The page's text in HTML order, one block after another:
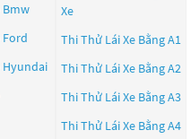
Bmw
Ford
Hyundai
Xe
Thi Thử Lái Xe Bằng A1
Thi Thử Lái Xe Bằng A2
Thi Thử Lái Xe Bằng A3
Thi Thử Lái Xe Bằng A4